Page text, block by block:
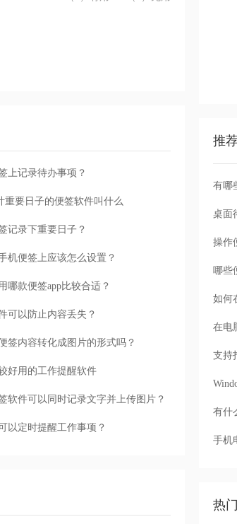
上记录待办事项？
重要日子的便签软件叫什么
记录下重要日子？
机便签上应该怎么设置？
哪款便签app比较合适？
可以防止内容丢失？
签内容转化成图片的形式吗？
好用的工作提醒软件
软件可以同时记录文字并上传图片？
以定时提醒工作事项？
推
有哪
桌面
操作
哪些
如何
在电
支持
有什
手机
热